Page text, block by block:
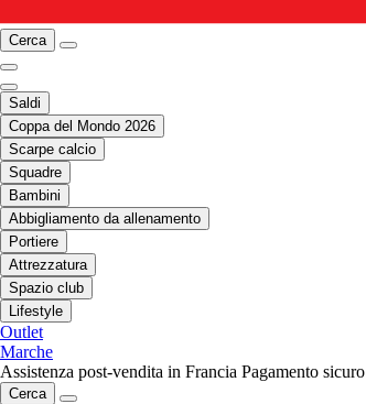
Cerca
Saldi
Coppa del Mondo 2026
Scarpe calcio
Squadre
Bambini
Abbigliamento da allenamento
Portiere
Attrezzatura
Spazio club
Lifestyle
Outlet
Marche
Assistenza post-vendita in Francia Pagamento sicuro
Cerca